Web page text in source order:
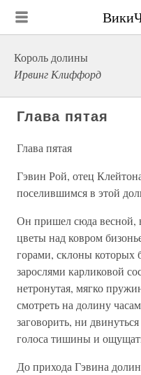
Король долины
Ирвинг Клиффорд
Глава пятая
Глава пятая
Гэвин Рой, отец
поселившимся в этой
Он пришел сюда весной,
цветы над ковром
горами, склоны
зарослями карликовой
нетронутая, мягко
смотреть на долину
заговорить, ни
голоса тишины и
До прихода Гэвина